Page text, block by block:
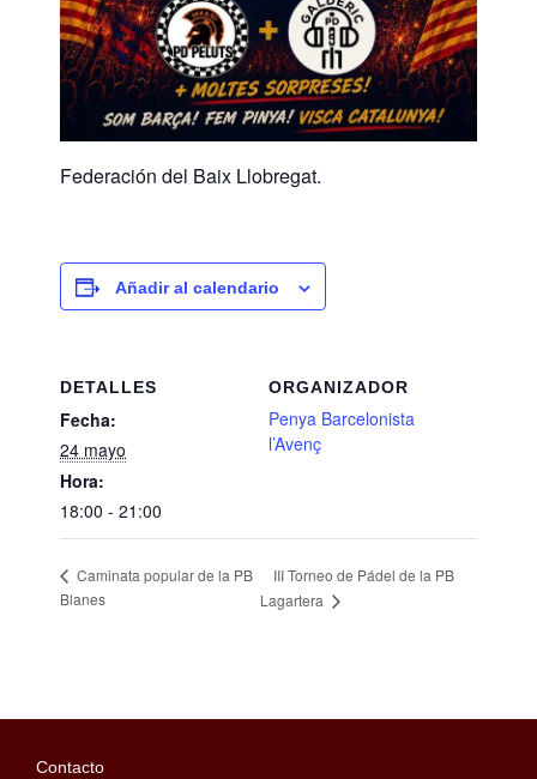
Federación del Baix Llobregat.
Añadir al calendario
DETALLES
Fecha:
24 mayo
Hora:
18:00 - 21:00
ORGANIZADOR
Penya Barcelonista
l’Avenç
Caminata popular de la PB
Blanes
III Torneo de Pádel de la PB
Lagartera
Contacto